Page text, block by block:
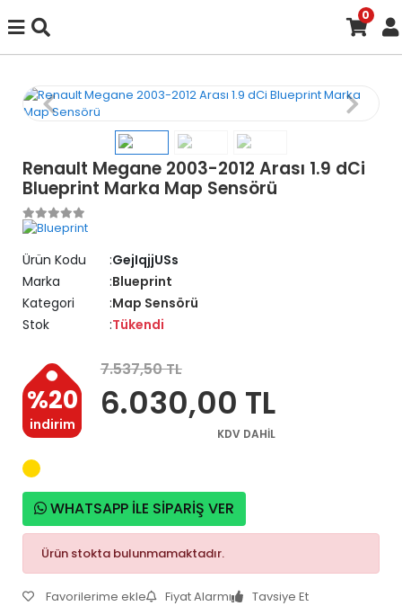
0
Renault Megane 2003-2012 Arası 1.9 dCi
Blueprint Marka Map Sensörü
Ürün Kodu
GejIqjjUSs
Marka
Blueprint
Kategori
Map Sensörü
Stok
Tükendi
%20
indirim
7.537,50 TL
6.030,00 TL
KDV DAHİL
WHATSAPP İLE SİPARİŞ VER
Ürün stokta bulunmamaktadır.
Favorilerime ekle Fiyat Alarmı Tavsiye Et